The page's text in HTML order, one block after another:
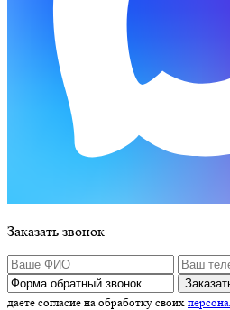
Заказать звонок
даете согласие на обработку своих